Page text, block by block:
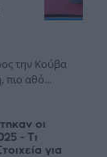
την Κούβα
πιο αθό...
οι
- Τι
για